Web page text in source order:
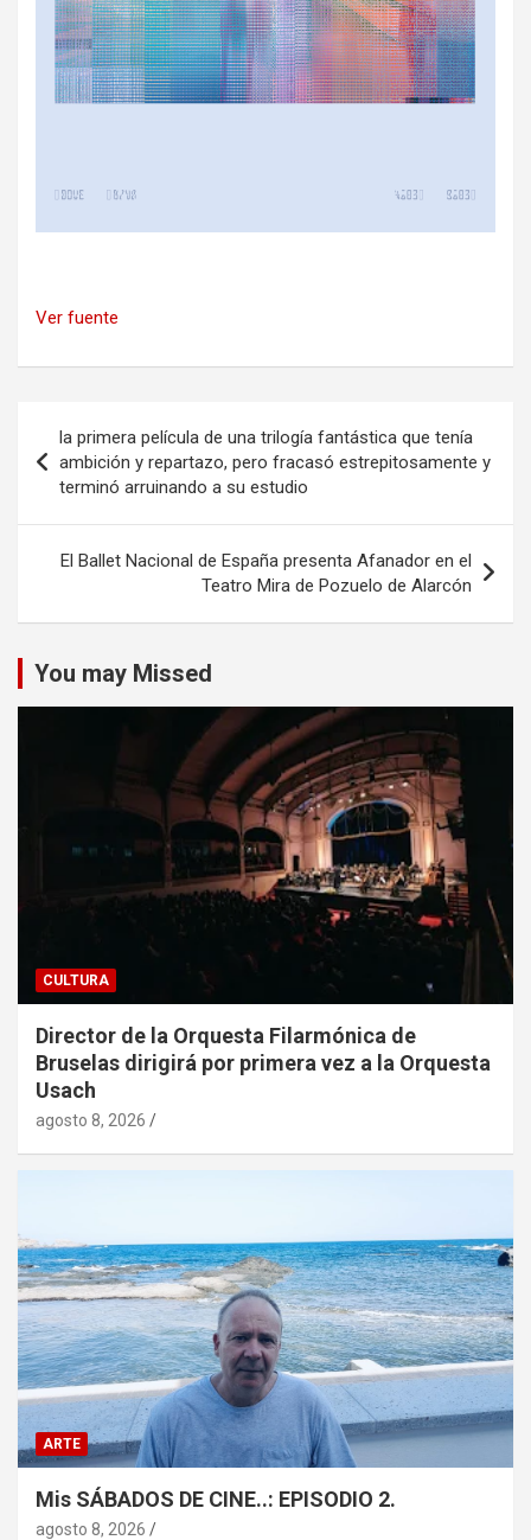
Ver fuente
de
entradas
la primera película de una trilogía fantástica que tenía
ambición y repartazo, pero fracasó estrepitosamente y
terminó arruinando a su estudio
El Ballet Nacional de España presenta Afanador en el
Teatro Mira de Pozuelo de Alarcón
You may Missed
CULTURA
Director de la Orquesta Filarmónica de
Bruselas dirigirá por primera vez a la Orquesta
Usach
agosto 8, 2026
ARTE
Mis SÁBADOS DE CINE..: EPISODIO 2.
agosto 8, 2026